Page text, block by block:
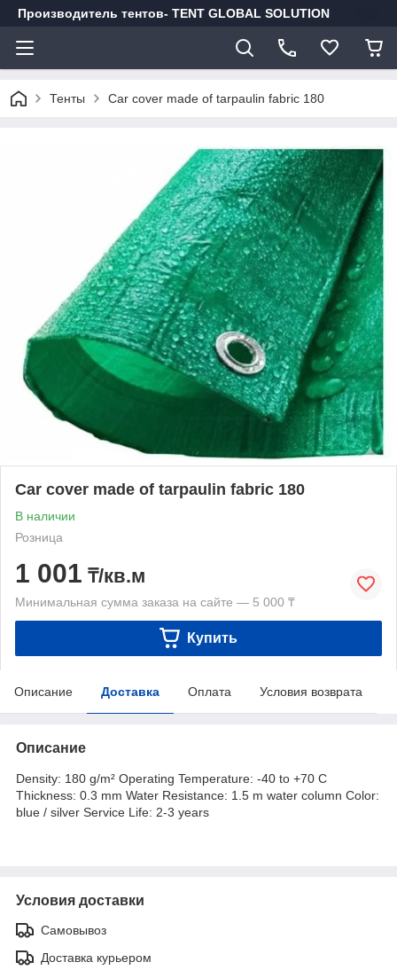
Производитель тентов- TENT GLOBAL SOLUTION
Тенты Car cover made of tarpaulin fabric 180
Car cover made of tarpaulin fabric 180
В наличии
Розница
1 001 ₸/кв.м
Минимальная сумма заказа на сайте — 5 000 ₸
Купить
Описание Доставка Оплата Условия возврата
Описание
Density: 180 g/m² Operating Temperature: -40 to +70 C
Thickness: 0.3 mm Water Resistance: 1.5 m water column Color:
blue / silver Service Life: 2-3 years
Условия доставки
Самовывоз
Доставка курьером